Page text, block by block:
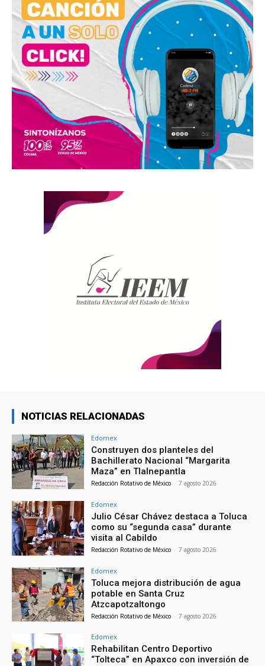
NOTICIAS RELACIONADAS
Edomex
Construyen dos planteles del
Bachillerato Nacional “Margarita
Maza” en Tlalnepantla
Redacción Rotativo de México - 7 agosto 2026
Edomex
Julio César Chávez destaca a Toluca
como su “segunda casa” durante
visita al Cabildo
Redacción Rotativo de México - 7 agosto 2026
Edomex
Toluca mejora distribución de agua
potable en Santa Cruz
Atzcapotzaltongo
Redacción Rotativo de México - 7 agosto 2026
Edomex
Rehabilitan Centro Deportivo
“Tolteca” en Apaxco con inversión de